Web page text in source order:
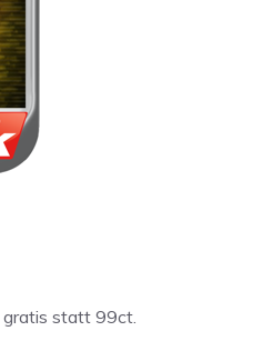
gratis statt 99ct.